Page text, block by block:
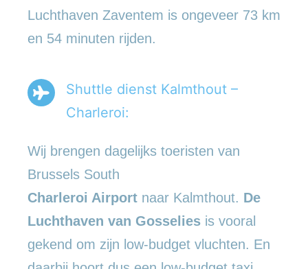
Luchthaven Zaventem is ongeveer 73 km
en 54 minuten rijden.
Shuttle dienst Kalmthout –
Charleroi:
Wij brengen dagelijks toeristen van
Brussels South
Charleroi Airport naar Kalmthout. De
Luchthaven van Gosselies is vooral
gekend om zijn low-budget vluchten. En